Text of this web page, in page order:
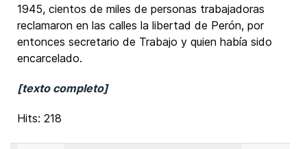
1945, cientos de miles de personas trabajadoras
reclamaron en las calles la libertad de Perón, por
entonces secretario de Trabajo y quien había sido
encarcelado.
[texto completo]
Hits: 218